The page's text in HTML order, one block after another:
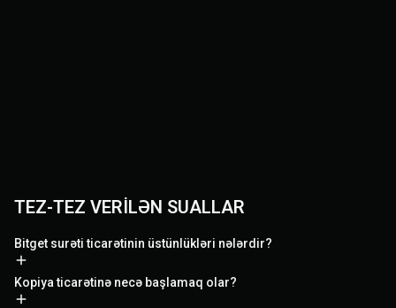
TEZ-TEZ VERİLƏN SUALLAR
Bitget surəti ticarətinin üstünlükləri nələrdir?
Kopiya ticarətinə necə başlamaq olar?